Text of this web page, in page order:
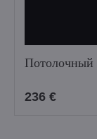
Потолочный
236 €